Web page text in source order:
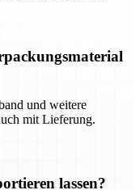
und weitere
mit Lieferung.
lassen?